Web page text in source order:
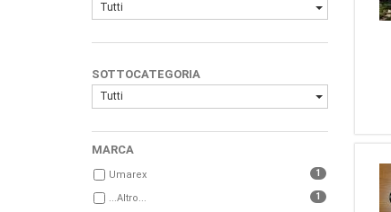
Tutti
SOTTOCATEGORIA
Tutti
MARCA
Umarex 1
...Altro... 1